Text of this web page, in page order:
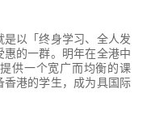
以「终身学习、全人发
的一群。明年在全港中
供一个宽广而均衡的课
港的学生，成为具国际